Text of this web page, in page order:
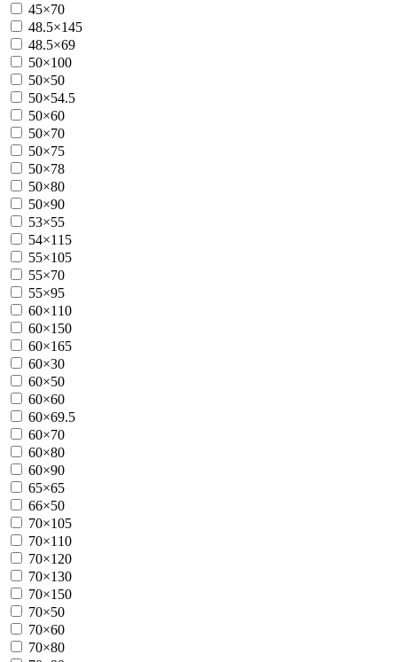
45×70
48.5×145
48.5×69
50×100
50×50
50×54.5
50×60
50×70
50×75
50×78
50×80
50×90
53×55
54×115
55×105
55×70
55×95
60×110
60×150
60×165
60×30
60×50
60×60
60×69.5
60×70
60×80
60×90
65×65
66×50
70×105
70×110
70×120
70×130
70×150
70×50
70×60
70×80